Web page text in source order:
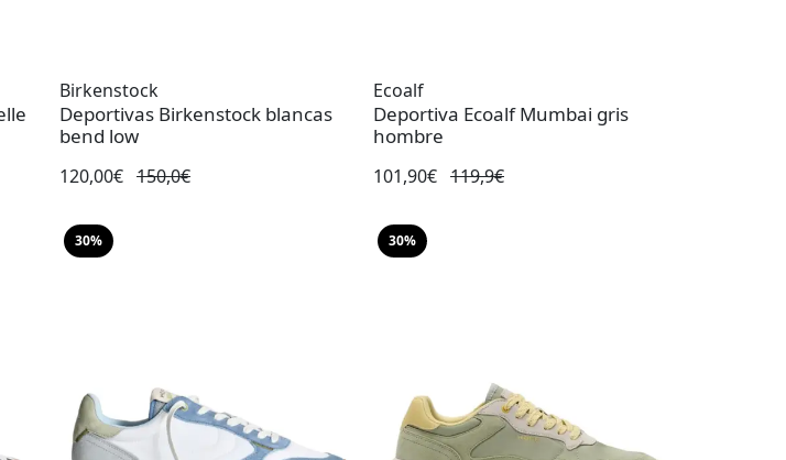
Birkenstock
Deportivas Birkenstock blancas
bend low
120,00€ 150,0€
Ecoalf
Deportiva Ecoalf Mumbai gris
hombre
101,90€ 119,9€
30% 30%